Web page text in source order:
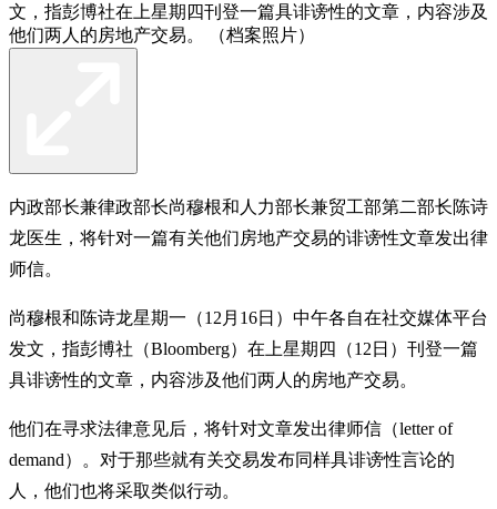
文，指彭博社在上星期四刊登一篇具诽谤性的文章，内容涉及
他们两人的房地产交易。 （档案照片）
内政部长兼律政部长尚穆根和人力部长兼贸工部第二部长陈诗
龙医生，将针对一篇有关他们房地产交易的诽谤性文章发出律
师信。
尚穆根和陈诗龙星期一（12月16日）中午各自在社交媒体平台
发文，指彭博社（Bloomberg）在上星期四（12日）刊登一篇
具诽谤性的文章，内容涉及他们两人的房地产交易。
他们在寻求法律意见后，将针对文章发出律师信（letter of
demand）。对于那些就有关交易发布同样具诽谤性言论的
人，他们也将采取类似行动。